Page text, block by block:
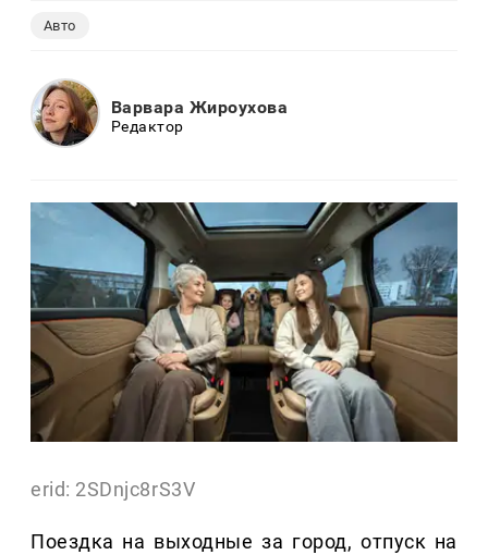
Авто
Варвара Жироухова
Редактор
erid: 2SDnjc8rS3V
Поездка на выходные за город, отпуск на